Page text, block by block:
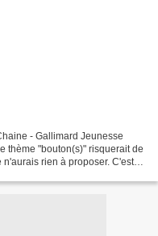
- Gallimard Jeunesse
thème "bouton(s)" risquerait de
rien à proposer. C'est